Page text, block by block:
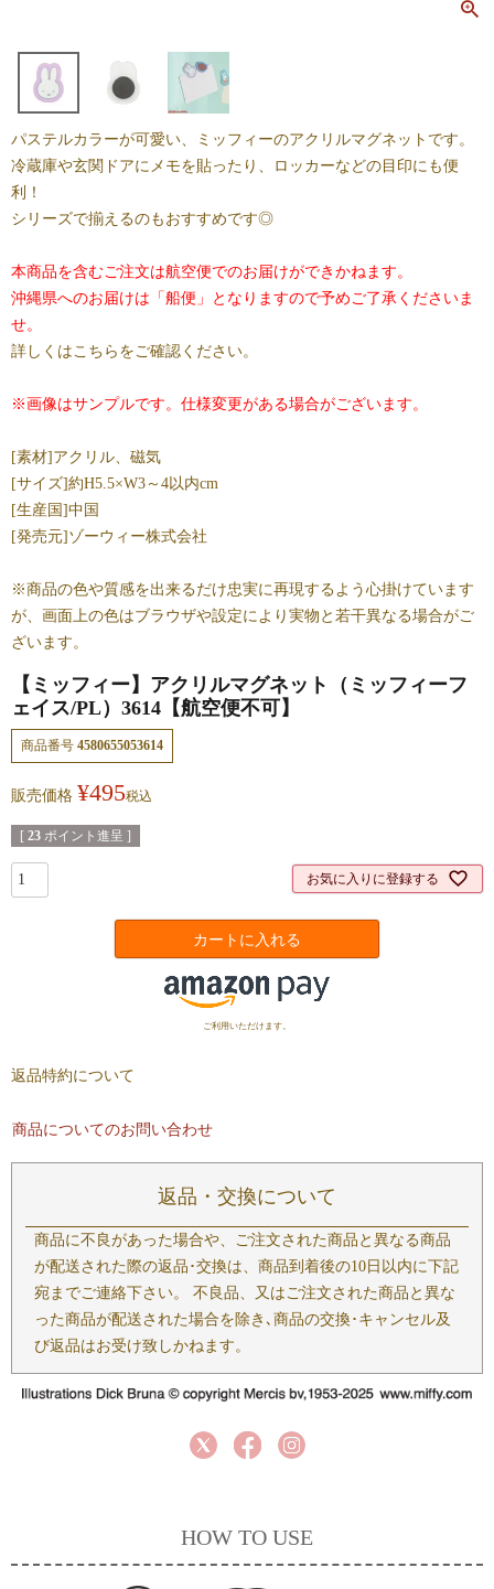
パステルカラーが可愛い、ミッフィーのアクリルマグネットです。
冷蔵庫や玄関ドアにメモを貼ったり、ロッカーなどの目印にも便
利！
シリーズで揃えるのもおすすめです◎
本商品を含むご注文は航空便でのお届けができかねます。
沖縄県へのお届けは「船便」となりますので予めご了承くださいま
せ。
詳しくはこちらをご確認ください。
※画像はサンプルです。仕様変更がある場合がございます。
[素材]アクリル、磁気
[サイズ]約H5.5×W3～4以内cm
[生産国]中国
[発売元]ゾーウィー株式会社
※商品の色や質感を出来るだけ忠実に再現するよう心掛けています
が、画面上の色はブラウザや設定により実物と若干異なる場合がご
ざいます。
【ミッフィー】アクリルマグネット（ミッフィーフ
ェイス/PL）3614【航空便不可】
商品番号 4580655053614
販売価格 ¥495税込
[ 23 ポイント進呈 ]
お気に入りに登録する
カートに入れる
ご利用いただけます。
返品特約について
商品についてのお問い合わせ
返品・交換について
商品に不良があった場合や、ご注文された商品と異なる商品
が配送された際の返品･交換は、商品到着後の10日以内に下記
宛までご連絡下さい。 不良品、又はご注文された商品と異な
った商品が配送された場合を除き､商品の交換･キャンセル及
び返品はお受け致しかねます。
HOW TO USE